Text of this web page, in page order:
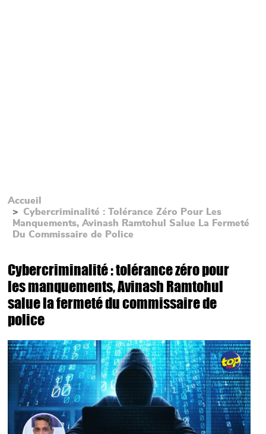
Accueil
Cybercriminalité : Tolérance Zéro Pour Les
Manquements, Avinash Ramtohul Salue La Fermeté
Du Commissaire de Police
Cybercriminalité : tolérance zéro pour
les manquements, Avinash Ramtohul
salue la fermeté du commissaire de
police
Main picture